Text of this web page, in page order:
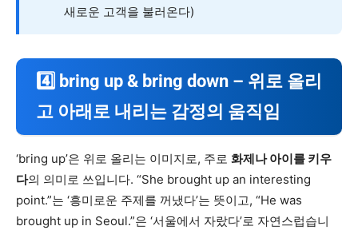
새로운 고객을 불러온다)
4️⃣ bring up & bring down – 위로 올리
고 아래로 내리는 감정의 움직임
‘bring up’은 위로 올리는 이미지로, 주로 화제나 아이를 키우
다의 의미로 쓰입니다. “She brought up an interesting
point.”는 ‘흥미로운 주제를 꺼냈다’는 뜻이고, “He was
brought up in Seoul.”은 ‘서울에서 자랐다’로 자연스럽습니